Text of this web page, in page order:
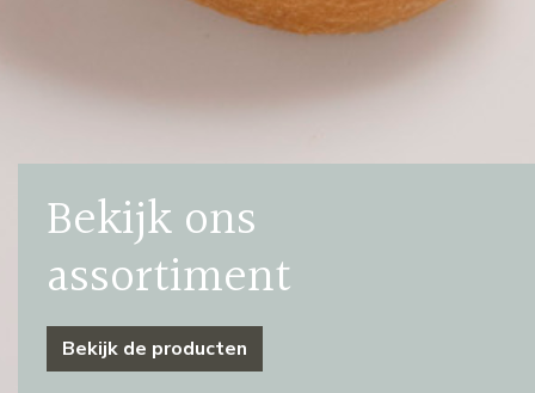
Bekijk ons
assortiment
Bekijk de producten